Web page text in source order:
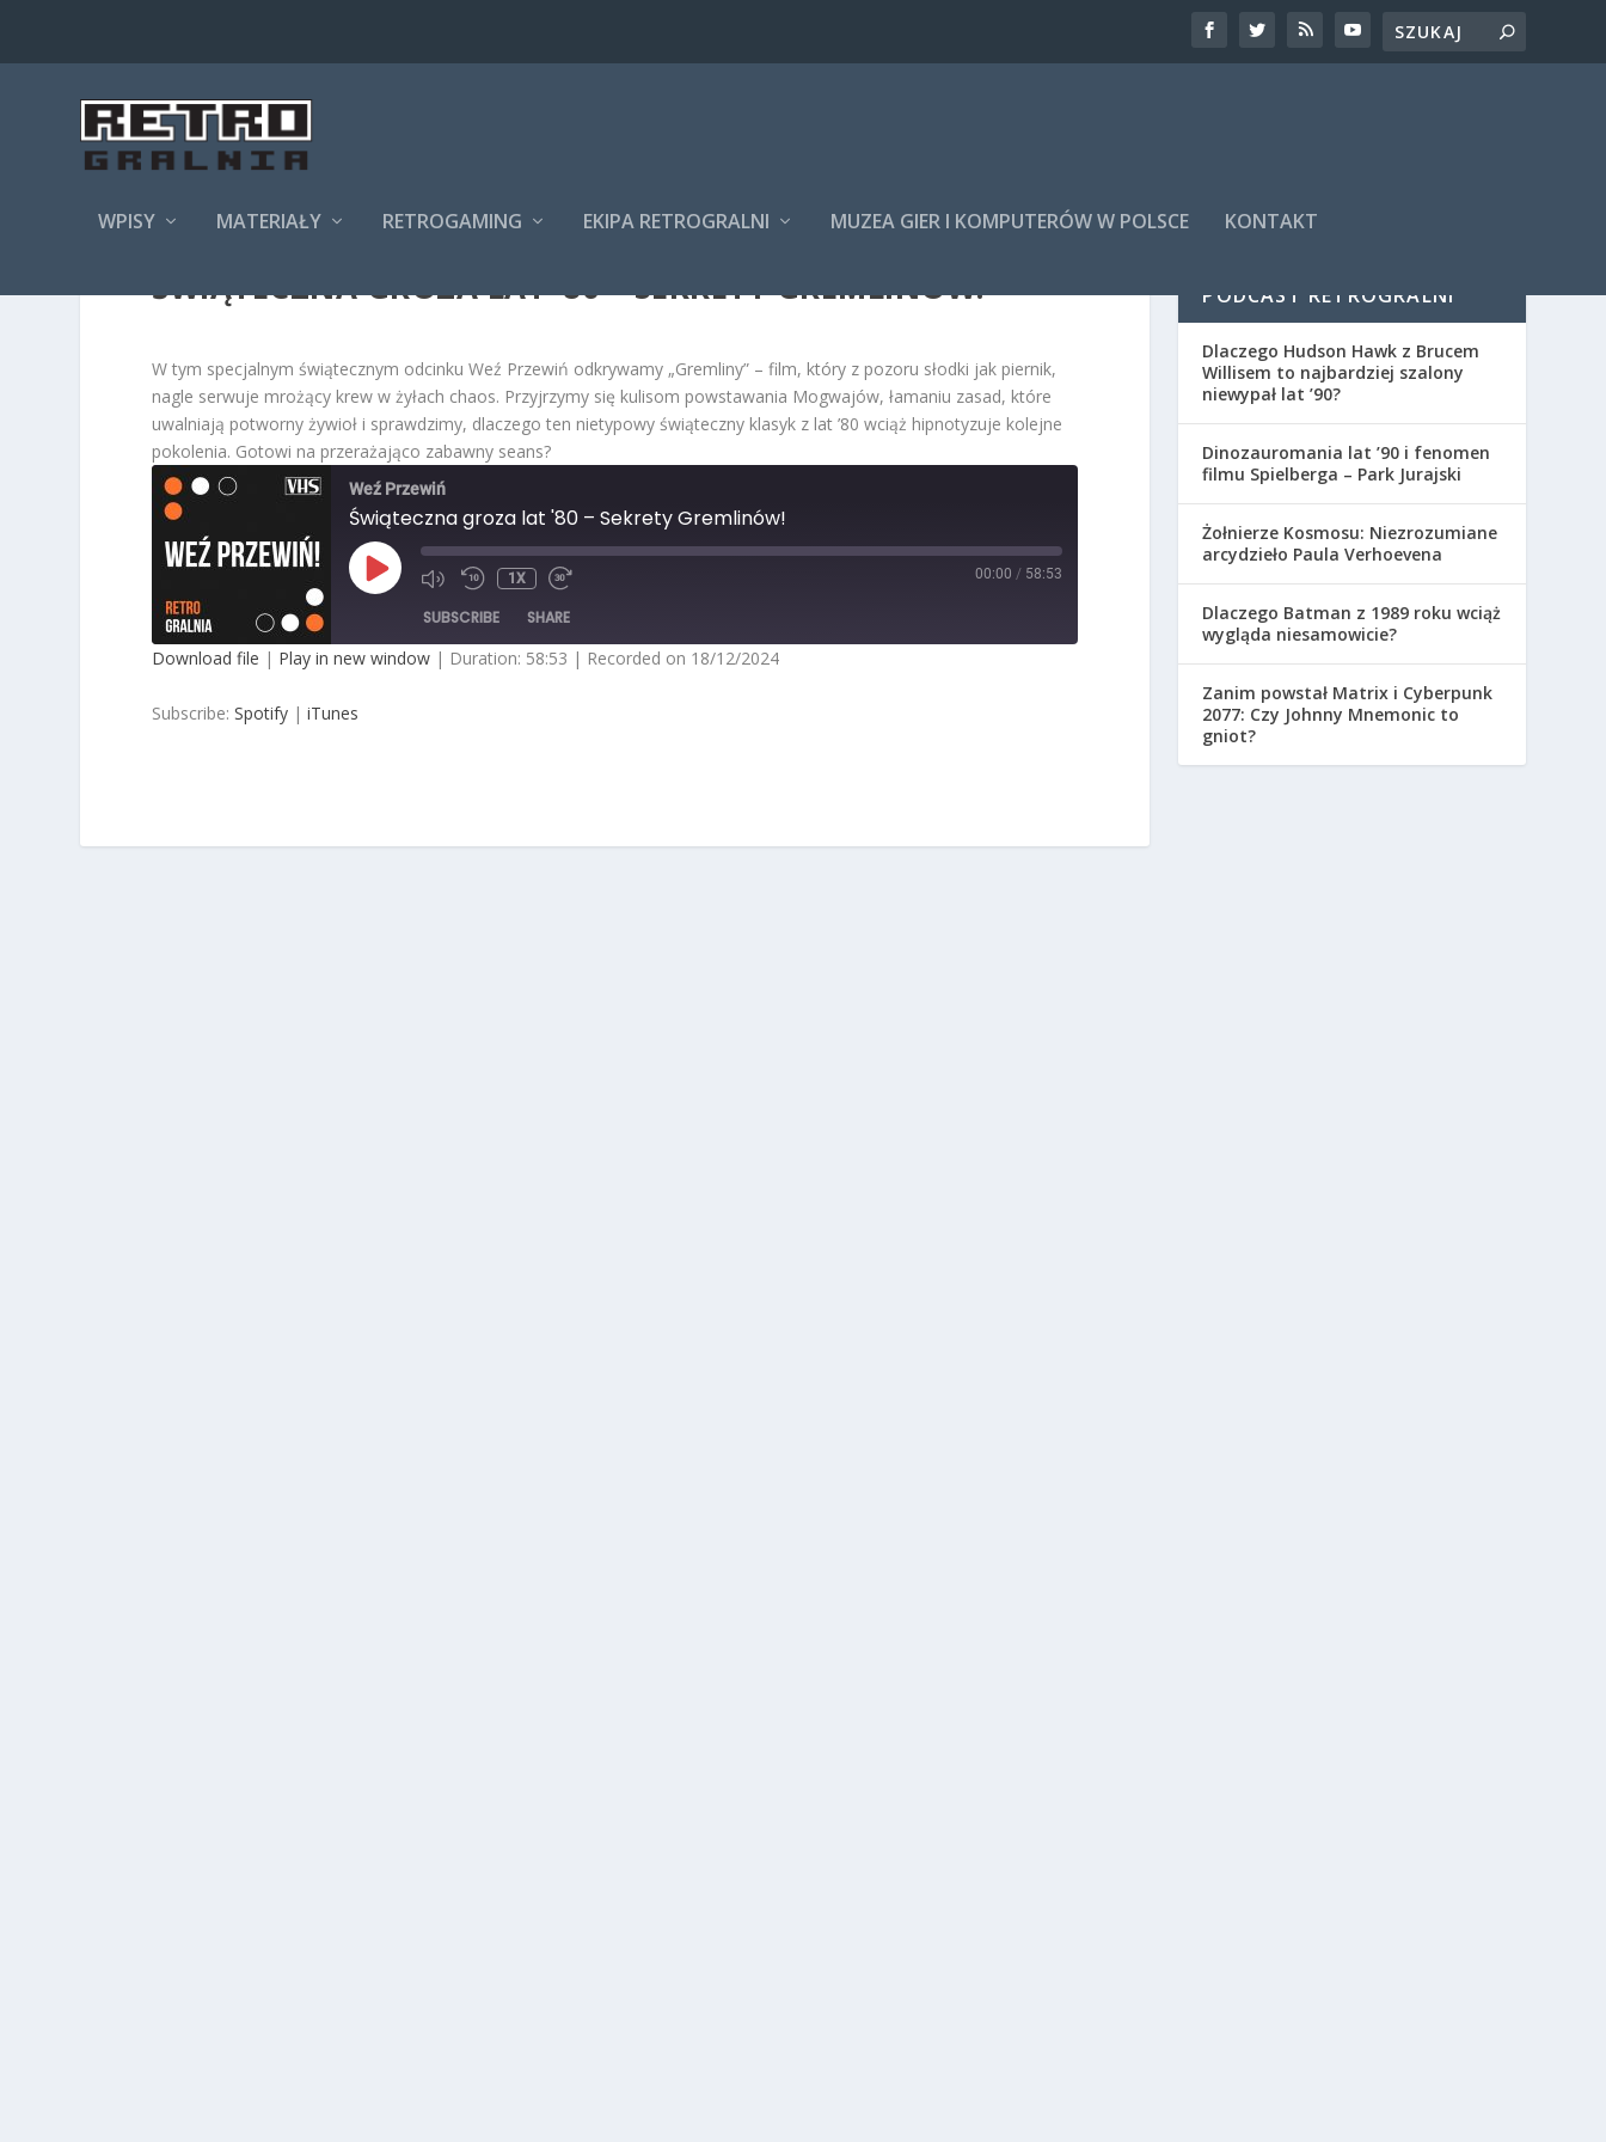
WPISY MATERIAŁY RETROGAMING EKIPA RETROGRALNI MUZEA GIER I KOMPUTERÓW W POLSCE KONTAKT
ŚWIĄTECZNA GROZA LAT ’80 – SEKRETY GREMLINÓW!
W tym specjalnym świątecznym odcinku Weź Przewiń odkrywamy „Gremliny” – film, który z pozoru słodki jak piernik,
nagle serwuje mrożący krew w żyłach chaos. Przyjrzymy się kulisom powstawania Mogwajów, łamaniu zasad, które
uwalniają potworny żywioł i sprawdzimy, dlaczego ten nietypowy świąteczny klasyk z lat ’80 wciąż hipnotyzuje kolejne
pokolenia. Gotowi na przerażająco zabawny seans?
Weź Przewiń
Świąteczna groza lat '80 – Sekrety Gremlinów!
PLAY
EPISODE
1X 00:00 / 58:53
SUBSCRIBE SHARE
Download file | Play in new window | Duration: 58:53 | Recorded on 18/12/2024
Subscribe:Spotify |iTunes
PODCAST RETROGRALNI
Dlaczego Hudson Hawk z Brucem
Willisem to najbardziej szalony
niewypał lat ’90?
Dinozauromania lat ’90 i fenomen
filmu Spielberga – Park Jurajski
Żołnierze Kosmosu: Niezrozumiane
arcydzieło Paula Verhoevena
Dlaczego Batman z 1989 roku wciąż
wygląda niesamowicie?
Zanim powstał Matrix i Cyberpunk
2077: Czy Johnny Mnemonic to
gniot?